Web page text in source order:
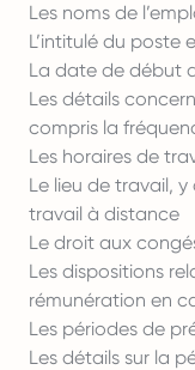
Les noms de
L’intitulé du poste
La date de début
Les détails
compris la
Les horaires de
Le lieu de travail,
travail à distance
Le droit aux
Les dispositions
rémunération en
Les périodes de
Les détails sur la